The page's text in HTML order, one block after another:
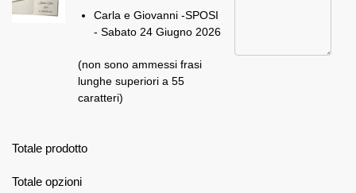
Carla e Giovanni -SPOSI
- Sabato 24 Giugno 2026
(non sono ammessi frasi
lunghe superiori a 55
caratteri)
Totale prodotto
Totale opzioni